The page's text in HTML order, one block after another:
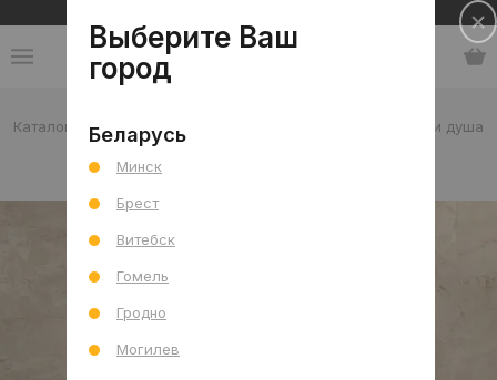
Каталог - Перегородки для ванн и душа
Перегородки для ванн и душа
Выберите Ваш
город
Беларусь
Минск
Брест
Витебск
Гомель
Гродно
Могилев